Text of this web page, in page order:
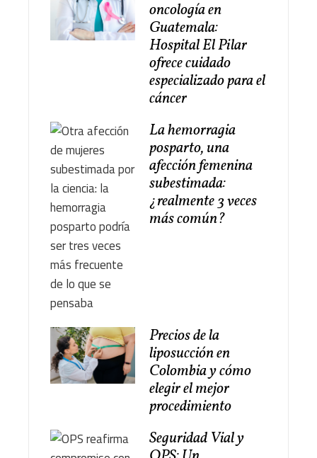
oncología en
Guatemala:
Hospital El Pilar
ofrece cuidado
especializado para el
cáncer
La hemorragia
posparto, una
afección femenina
subestimada:
¿realmente 3 veces
más común?
Precios de la
liposucción en
Colombia y cómo
elegir el mejor
procedimiento
Seguridad Vial y